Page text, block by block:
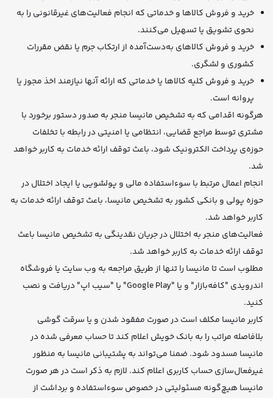
خرید و فروش کالاها و خدماتی که انجام فعالیت‌های غیرقانونی را به
نحوی تشویق یا تسهیل می‌کنند.
خرید و فروش کالاهای به‌دست‌آمده از ارتکاب جرم یا نقض مقررات
کشوری و لشگری.
خرید و فروش کلیه کالاها یا خدماتی که ارائه آنها نیازمند اخذ مجوز یا
پروانه است.
هرگونه اقدامی که به تشخیص مانیسا منجر به صدور دستور برخورد با
مشتری توسط مراجع قضایی، انتظامی یا امنیتی در رابطه با تخلفات
حوزه‌ی پرداخت الکترونیک شود، باعث توقف ارائه خدمات به کاربر خواهد
شد.
انجام اعمال مرتبط با سوءاستفاده مالی و پولشویی یا ایجاد اختلال در
حوزه پولی و بانکی کشور به تشخیص مانیسا، باعث توقف ارائه خدمات به
کاربر خواهد شد.
فعالیت‌های منجر به اختلال در جریان نقدینگی به تشخیص مانیسا باعث
توقف ارائه خدمات به کاربر خواهد شد.
مطلوب است تا مانیسا را تنها از طریق مراجعه به وب سایت یا فروشگاه
اندرویدی "کافه‌بازار" و یا "Google Play" یا "سیب اپ" دریافت و نصب
کنید.
کاربر مانیسا مکلف است در صورت مفقود شدن و یا سرقت گوشی
بلافاصله مراتب را به بانک خویش اعلام کند تا حساب معرفی شده در
مانیسا مسدود شود. ضمنا می‌تواند به پشتیبانی مانیسا به منظور
غیرفعال‌سازی حساب کاربری اعلام کند. لازم به ذکر است در هر صورت
مانیسا هیچ‌گونه مسئولیتی در خصوص سوءاستفاده و برداشت از